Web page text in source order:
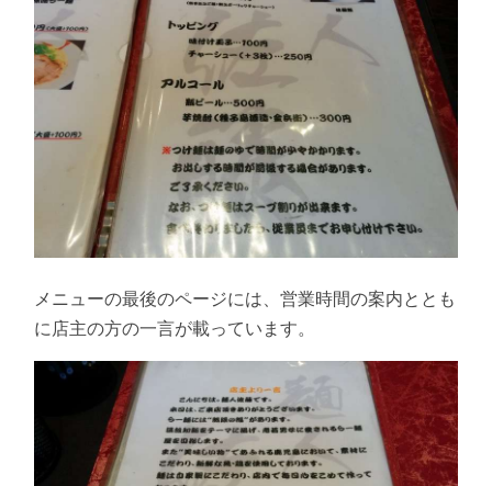
メニューの最後のページには、営業時間の案内ととも
に店主の方の一言が載っています。